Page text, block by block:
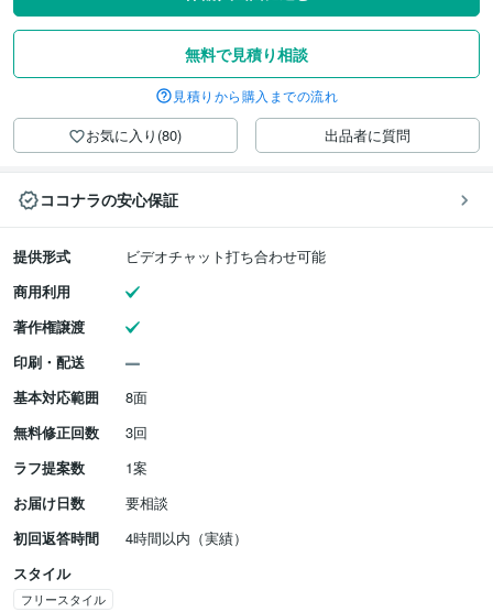
無料で見積り相談
見積りから購入までの流れ
お気に入り(80) 出品者に質問
ココナラの安心保証
提供形式
ビデオチャット打ち合わせ可能
商用利用
著作権譲渡
印刷・配送
基本対応範囲
8面
無料修正回数
3回
ラフ提案数
1案
お届け日数
要相談
初回返答時間
4時間以内（実績）
スタイル
フリースタイル